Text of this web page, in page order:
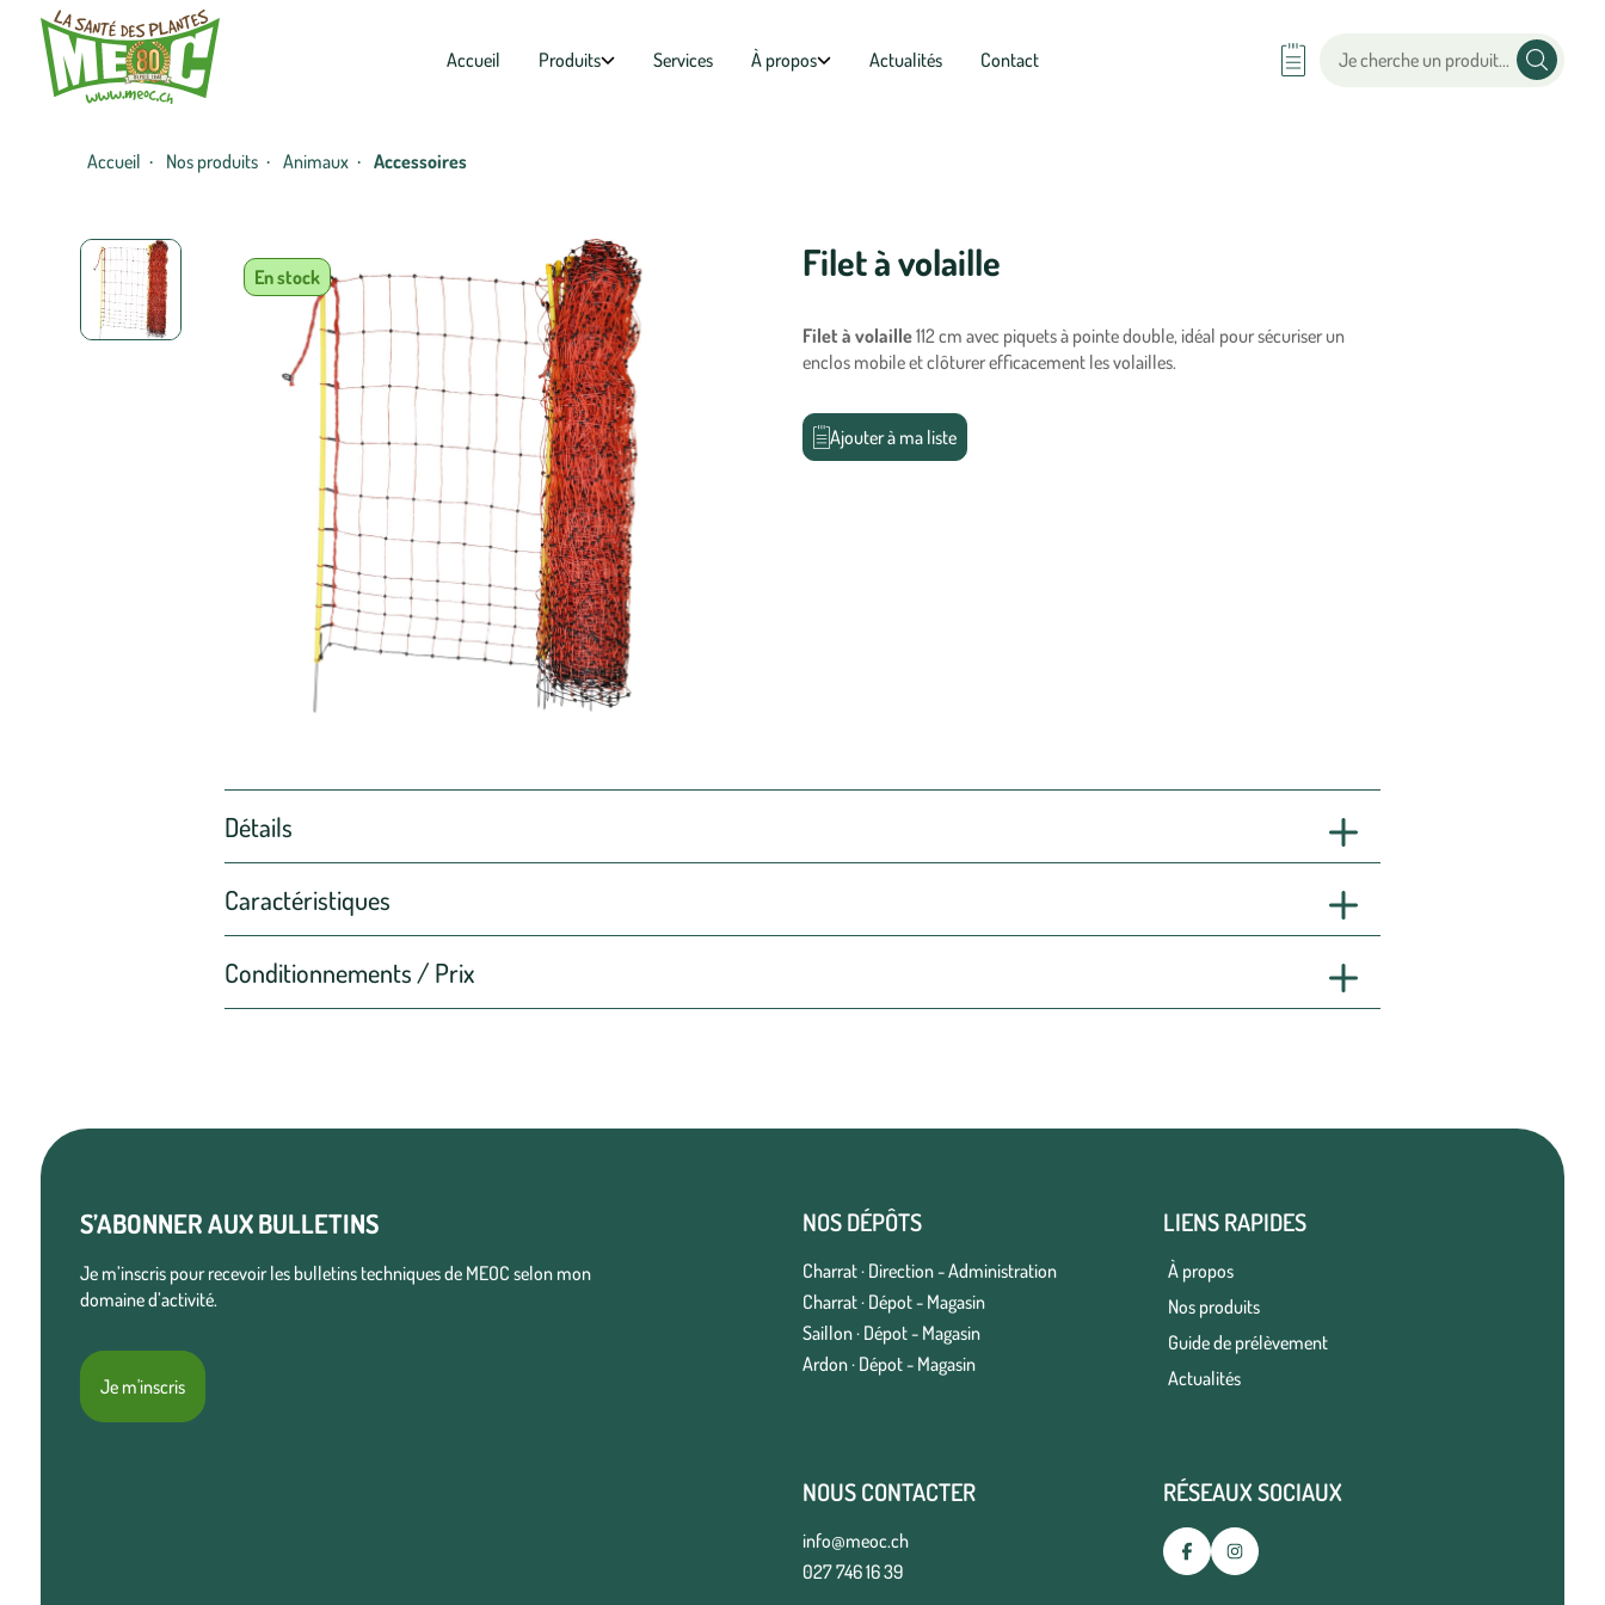
Accueil Produits Services À propos Actualités Contact
Accueil · Nos produits · Animaux · Accessoires
En stock Filet à volaille
Filet à volaille112 cm avec piquets à pointe double, idéal pour sécuriser un
enclos mobile et clôturer efficacement les volailles.
Ajouter à ma liste
Détails
Caractéristiques
Conditionnements / Prix
S’ABONNER AUX BULLETINS
Je m’inscris pour recevoir les bulletins techniques de MEOC selon mon
domaine d’activité.
Je m'inscris
NOS DÉPÔTS
Charrat · Direction - Administration
Charrat · Dépot - Magasin
Saillon · Dépot - Magasin
Ardon · Dépot - Magasin
LIENS RAPIDES
À propos
Nos produits
Guide de prélèvement
Actualités
NOUS CONTACTER
info@meoc.ch
027 746 16 39
RÉSEAUX SOCIAUX